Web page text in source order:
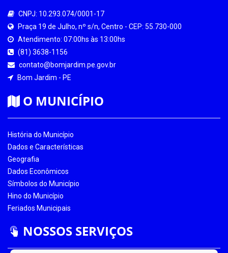
CNPJ: 10.293.074/0001-17
Praça 19 de Julho, nº s/n, Centro - CEP: 55.730-000
Atendimento: 07:00hs às 13:00hs
(81) 3638-1156
contato@bomjardim.pe.gov.br
Bom Jardim - PE
O MUNICÍPIO
História do Município
Dados e Características
Geografia
Dados Econômicos
Símbolos do Município
Hino do Município
Feriados Municipais
NOSSOS SERVIÇOS